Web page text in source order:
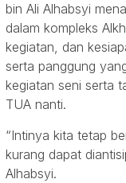
bin Ali Alhabsyi
dalam kompleks
kegiatan, dan
serta panggung
kegiatan seni serta
TUA nanti.
“Intinya kita tetap
kurang dapat
Alhabsyi.